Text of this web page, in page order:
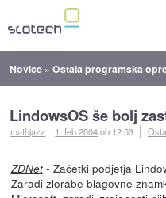
Novice »Ostala programska
LindowsOS še bolj
mathjazz :: 1. feb 2004ob 12:53
ZDNet- Začetki podjetja
Zaradi zlorabe blagovne